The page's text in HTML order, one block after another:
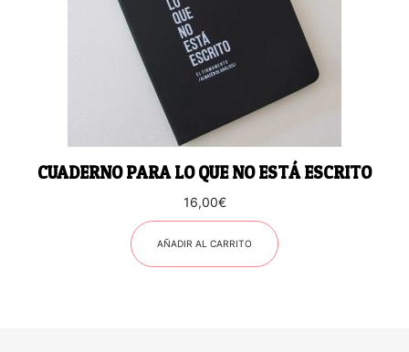
CUADERNO PARA LO QUE NO ESTÁ ESCRITO
16,00€
AÑADIR AL CARRITO